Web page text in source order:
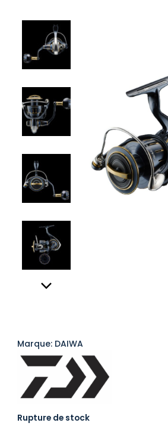
Marque: DAIWA
Rupture de stock